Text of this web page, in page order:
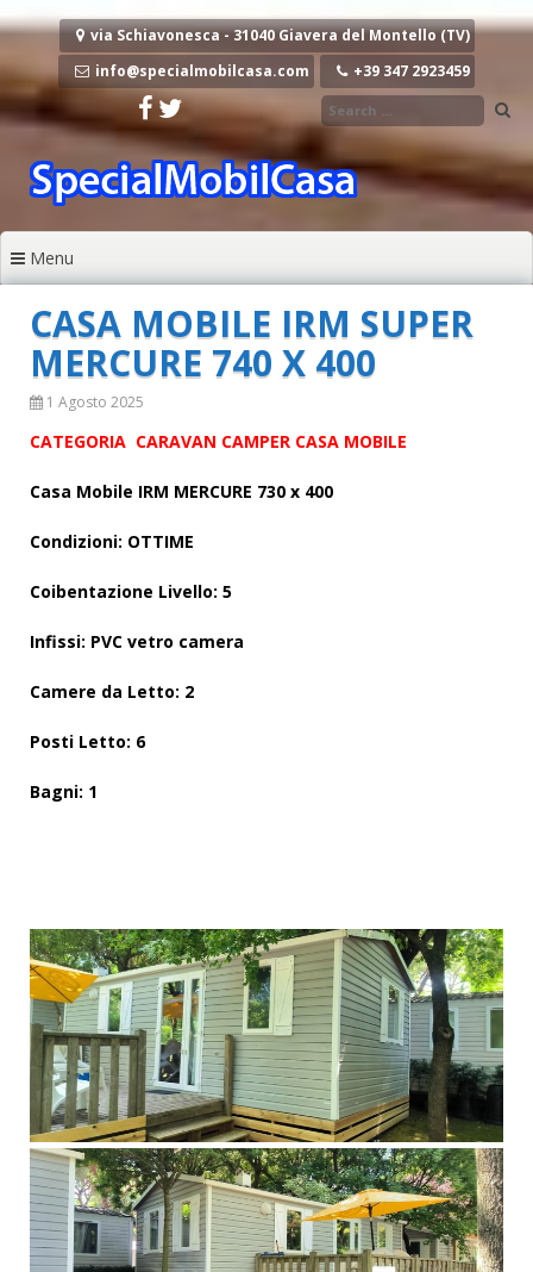
Vai al contenuto
via Schiavonesca - 31040 Giavera del Montello (TV)
info@specialmobilcasa.com
+39 347 2923459
Menu
CASA MOBILE IRM SUPER
MERCURE 740 X 400
1 Agosto 2025
CATEGORIA CARAVAN CAMPER CASA MOBILE
Casa Mobile IRM MERCURE 730 x 400
Condizioni: OTTIME
Coibentazione Livello: 5
Infissi: PVC vetro camera
Camere da Letto: 2
Posti Letto: 6
Bagni: 1